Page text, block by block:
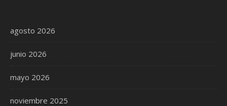
agosto 2026
junio 2026
mayo 2026
noviembre 2025